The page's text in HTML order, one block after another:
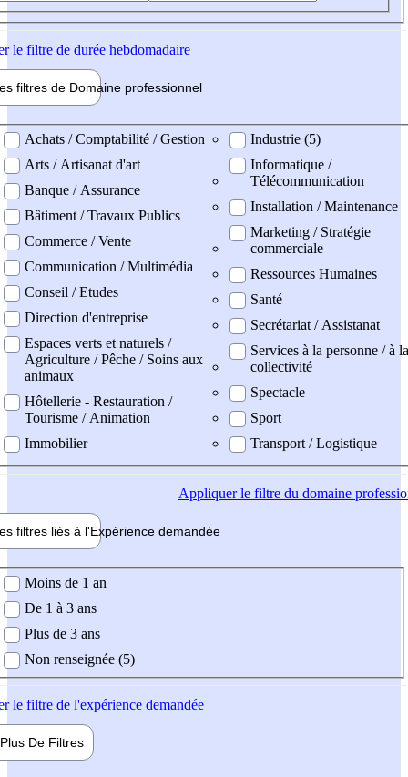
le filtre de durée hebdomadaire
filtres de Domaine professionnel
professionel
Achats / Comptabilité / Gestion
Arts / Artisanat d'art
Banque / Assurance
Bâtiment / Travaux Publics
Commerce / Vente
Communication / Multimédia
Conseil / Etudes
Direction d'entreprise
Espaces verts et naturels /
Agriculture / Pêche / Soins aux
animaux
Hôtellerie - Restauration /
Tourisme / Animation
Immobilier
Industrie (5)
Informatique /
Télécommunication
Installation / Maintenance
Marketing / Stratégie
commerciale
Ressources Humaines
Santé
Secrétariat / Assistanat
Services à la personne / à la
collectivité
Spectacle
Sport
Transport / Logistique
Appliquerle filtre du domaine
filtres liés à l'Expérience demandée
demandée
Moins de 1 an
De 1 à 3 ans
Plus de 3 ans
Non renseignée (5)
le filtre de l'expérience demandée
Plus De Filtres